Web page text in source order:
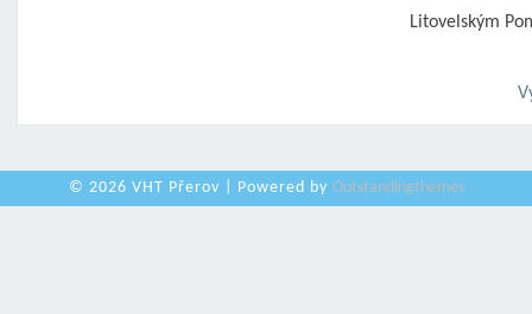
Litovelským
© 2026 VHT Přerov | Powered by Outstandingthemes